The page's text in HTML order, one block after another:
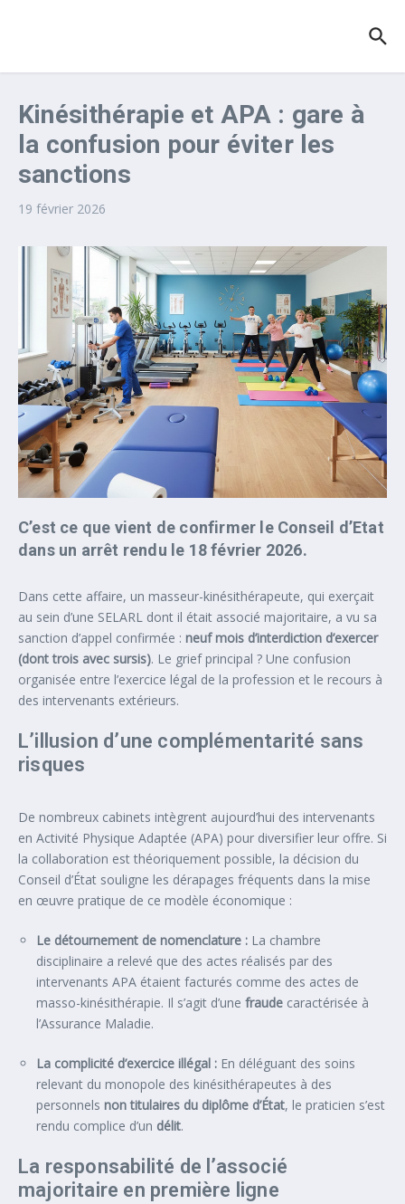
Kinésithérapie et APA : gare à
la confusion pour éviter les
sanctions
19 février 2026
C’est ce que vient de confirmer le Conseil d’Etat
dans un arrêt rendu le 18 février 2026.
Dans cette affaire, un masseur-kinésithérapeute, qui exerçait
au sein d’une SELARL dont il était associé majoritaire, a vu sa
sanction d’appel confirmée : neuf mois d’interdiction d’exercer
(dont trois avec sursis). Le grief principal ? Une confusion
organisée entre l’exercice légal de la profession et le recours à
des intervenants extérieurs.
L’illusion d’une complémentarité sans
risques
De nombreux cabinets intègrent aujourd’hui des intervenants
en Activité Physique Adaptée (APA) pour diversifier leur offre. Si
la collaboration est théoriquement possible, la décision du
Conseil d’État souligne les dérapages fréquents dans la mise
en œuvre pratique de ce modèle économique :
Le détournement de nomenclature : La chambre
disciplinaire a relevé que des actes réalisés par des
intervenants APA étaient facturés comme des actes de
masso-kinésithérapie. Il s’agit d’une fraude caractérisée à
l’Assurance Maladie.
La complicité d’exercice illégal : En déléguant des soins
relevant du monopole des kinésithérapeutes à des
personnels non titulaires du diplôme d’État, le praticien s’est
rendu complice d’un délit.
La responsabilité de l’associé
majoritaire en première ligne